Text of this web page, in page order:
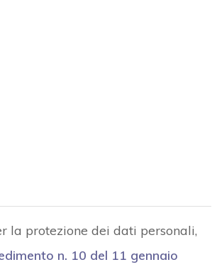
la protezione dei dati personali,
n. 10 del 11 gennaio